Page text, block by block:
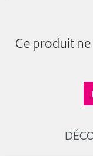
Ce produit